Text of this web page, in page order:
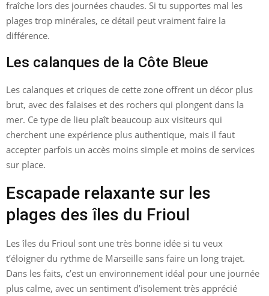
fraîche lors des journées chaudes. Si tu supportes mal les
plages trop minérales, ce détail peut vraiment faire la
différence.
Les calanques de la Côte Bleue
Les calanques et criques de cette zone offrent un décor plus
brut, avec des falaises et des rochers qui plongent dans la
mer. Ce type de lieu plaît beaucoup aux visiteurs qui
cherchent une expérience plus authentique, mais il faut
accepter parfois un accès moins simple et moins de services
sur place.
Escapade relaxante sur les
plages des îles du Frioul
Les îles du Frioul sont une très bonne idée si tu veux
t’éloigner du rythme de Marseille sans faire un long trajet.
Dans les faits, c’est un environnement idéal pour une journée
plus calme, avec un sentiment d’isolement très apprécié